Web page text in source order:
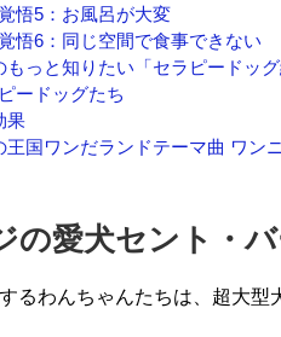
悟5：お風呂が大変
悟6：同じ空間で食事できない
もっと知りたい「セラピードッグ
ードッグたち
果
王国ワンだランドテーマ曲 ワン
の愛犬セント・
るわんちゃんたちは、超大型